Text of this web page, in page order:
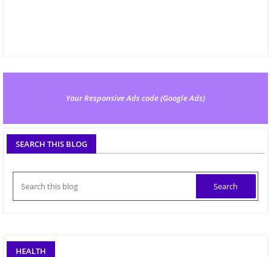
Your Responsive Ads code (Google Ads)
SEARCH THIS BLOG
HEALTH